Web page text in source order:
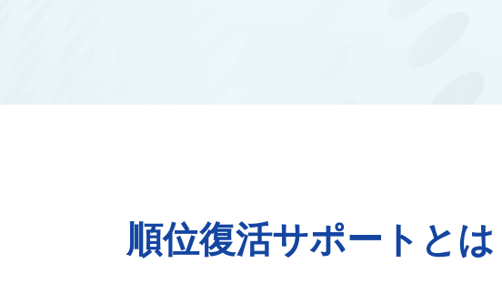
順位復活サポートとは